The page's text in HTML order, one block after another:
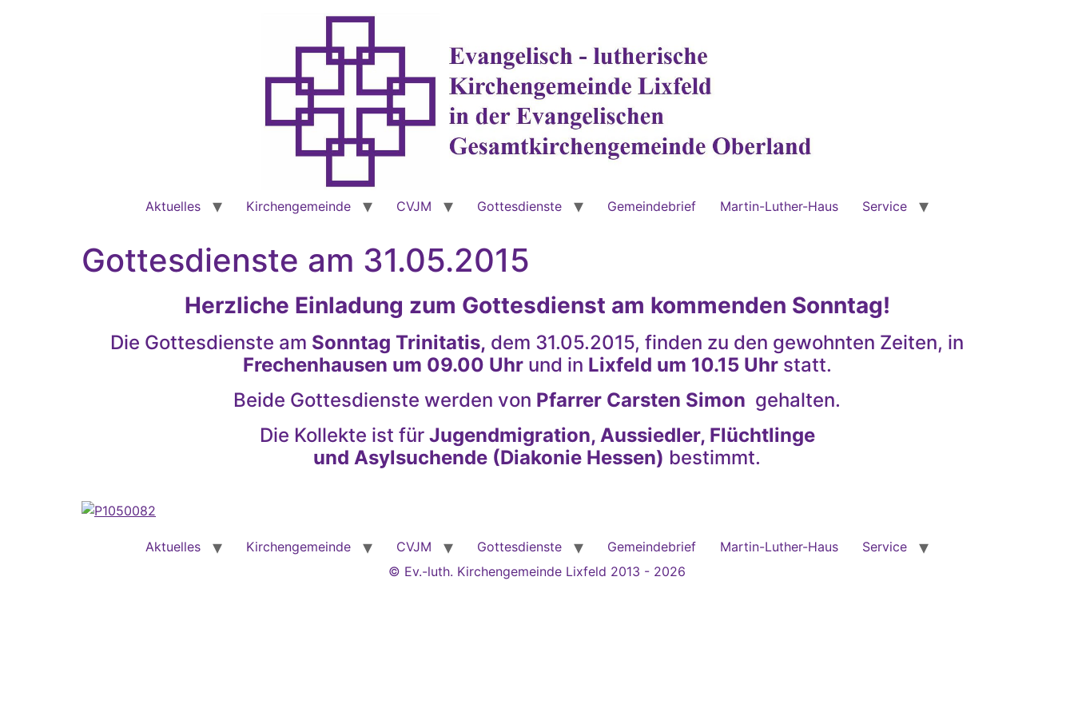
Aktuelles Kirchengemeinde CVJM Gottesdienste Gemeindebrief Martin-Luther-Haus Service
Gottesdienste am 31.05.2015
Herzliche Einladung zum Gottesdienst am kommenden Sonntag!
Die Gottesdienste am Sonntag Trinitatis, dem 31.05.2015, finden zu den gewohnten Zeiten, in
Frechenhausen um 09.00 Uhrund in Lixfeld um 10.15 Uhrstatt.
Beide Gottesdienste werden von Pfarrer Carsten Simon gehalten.
Die Kollekte ist für Jugendmigration, Aussiedler, Flüchtlinge
und Asylsuchende (Diakonie Hessen) bestimmt.
Aktuelles Kirchengemeinde CVJM Gottesdienste Gemeindebrief Martin-Luther-Haus
Service
© Ev.-luth. Kirchengemeinde Lixfeld 2013 - 2026